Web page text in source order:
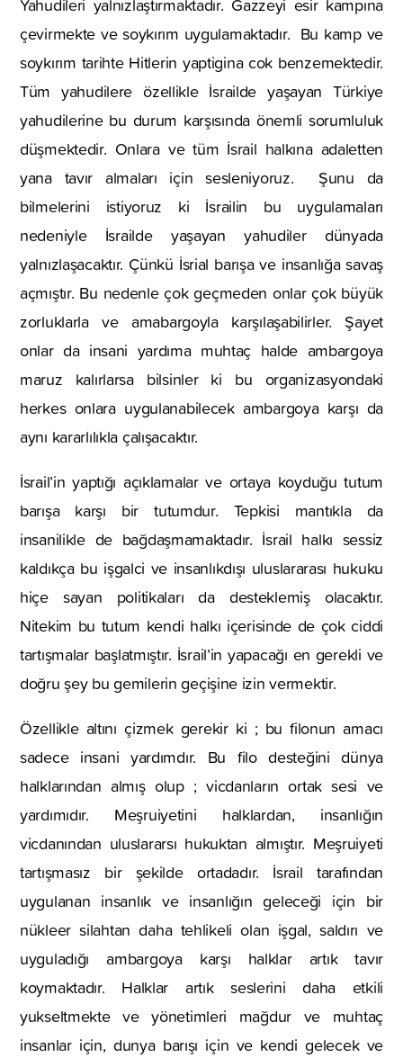
Yahudileri yalnızlaştırmaktadır. Gazzeyi esir kampına
çevirmekte ve soykırım uygulamaktadır. Bu kamp ve
soykırım tarihte Hitlerin yaptigina cok benzemektedir.
Tüm yahudilere özellikle İsrailde yaşayan Türkiye
yahudilerine bu durum karşısında önemli sorumluluk
düşmektedir. Onlara ve tüm İsrail halkına adaletten
yana tavır almaları için sesleniyoruz. Şunu da
bilmelerini istiyoruz ki İsrailin bu uygulamaları
nedeniyle İsrailde yaşayan yahudiler dünyada
yalnızlaşacaktır. Çünkü İsrial barışa ve insanlığa savaş
açmıştır. Bu nedenle çok geçmeden onlar çok büyük
zorluklarla ve amabargoyla karşılaşabilirler. Şayet
onlar da insani yardıma muhtaç halde ambargoya
maruz kalırlarsa bilsinler ki bu organizasyondaki
herkes onlara uygulanabilecek ambargoya karşı da
aynı kararlılıkla çalışacaktır.
İsrail’in yaptığı açıklamalar ve ortaya koyduğu tutum
barışa karşı bir tutumdur. Tepkisi mantıkla da
insanilikle de bağdaşmamaktadır. İsrail halkı sessiz
kaldıkça bu işgalci ve insanlıkdışı uluslararası hukuku
hiçe sayan politikaları da desteklemiş olacaktır.
Nitekim bu tutum kendi halkı içerisinde de çok ciddi
tartışmalar başlatmıştır. İsrail’in yapacağı en gerekli ve
doğru şey bu gemilerin geçişine izin vermektir.
Özellikle altını çizmek gerekir ki ; bu filonun amacı
sadece insani yardımdır. Bu filo desteğini dünya
halklarından almış olup ; vicdanların ortak sesi ve
yardımıdır. Meşruiyetini halklardan, insanlığın
vicdanından uluslararsı hukuktan almıştır. Meşruiyeti
tartışmasız bir şekilde ortadadır. İsrail tarafından
uygulanan insanlık ve insanlığın geleceği için bir
nükleer silahtan daha tehlikeli olan işgal, saldırı ve
uyguladığı ambargoya karşı halklar artık tavır
koymaktadır. Halklar artık seslerini daha etkili
yukseltmekte ve yönetimleri mağdur ve muhtaç
insanlar için, dunya barışı için ve kendi gelecek ve